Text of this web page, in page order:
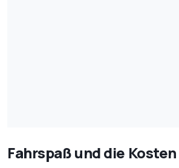
Fahrspaß und die Kosten